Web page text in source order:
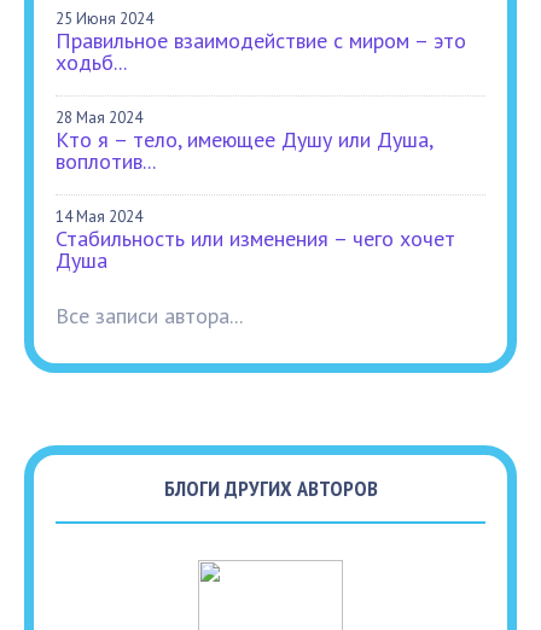
25 Июня 2024
Правильное взаимодействие с миром – это
ходьб...
28 Мая 2024
Кто я – тело, имеющее Душу или Душа,
воплотив...
14 Мая 2024
Стабильность или изменения – чего хочет
Душа
Все записи автора...
БЛОГИ ДРУГИХ АВТОРОВ